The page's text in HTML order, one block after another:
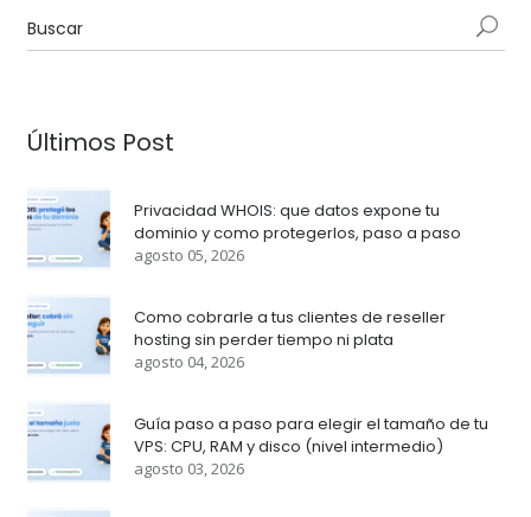
Últimos Post
Privacidad WHOIS: que datos expone tu
dominio y como protegerlos, paso a paso
agosto 05, 2026
Como cobrarle a tus clientes de reseller
hosting sin perder tiempo ni plata
agosto 04, 2026
Guía paso a paso para elegir el tamaño de tu
VPS: CPU, RAM y disco (nivel intermedio)
agosto 03, 2026